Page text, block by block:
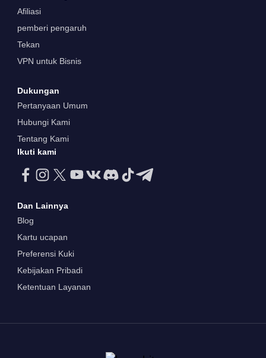
Afiliasi
pemberi pengaruh
Tekan
VPN untuk Bisnis
Dukungan
Pertanyaan Umum
Hubungi Kami
Tentang Kami
Ikuti kami
Dan Lainnya
Blog
Kartu ucapan
Preferensi Kuki
Kebijakan Pribadi
Ketentuan Layanan